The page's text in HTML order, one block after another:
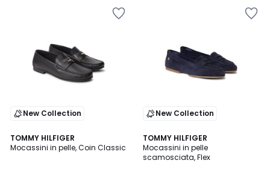
New Collection
TOMMY HILFIGER
Mocassini in pelle, Coin Classic
New Collection
TOMMY HILFIGER
Mocassini in pelle
scamosciata, Flex
2
Colori